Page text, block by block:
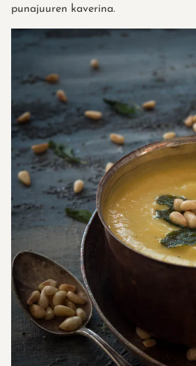
punajuuren kaverina.